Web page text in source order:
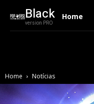
Black
version PRO
Home
Home Notícias